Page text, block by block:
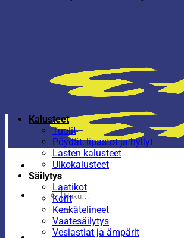
Etsi:
Kalusteet
Tuolit
Pöydät, lipastot ja hyllyt
Lasten kalusteet
Ulkokalusteet
Säilytys
Laatikot
Korit
Kenkätelineet
Vaatesäilytys
Vesiastiat ja ämpärit